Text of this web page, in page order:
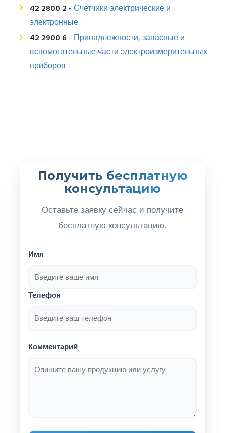
42 2800 2 -Счетчики электрические и
электронные
42 2900 6 - Принадлежности, запасные и
вспомогательные части электроизмерительных
приборов
Получить бесплатную
консультацию
Оставьте заявку сейчас и получите
бесплатную консультацию.
Имя
Телефон
Комментарий